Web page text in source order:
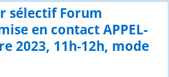
formation:
Master
«
Études
sélectif Forum
en contact APPEL-
2023, 11h-12h, mode